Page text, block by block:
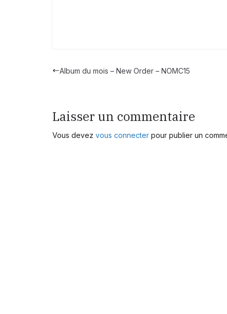
Album du mois – New Order – NOMC15
Laisser un commentaire
Vous devez vous connecter pour publier un